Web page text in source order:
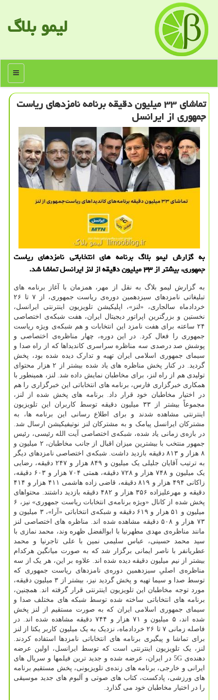
لیمو بلاگ
منو
تماشای ۳۳ میلیون دقیقه برنامه نامزدهای ریاست
جمهوری از ایرانسل
به گزارش لیمو بلاگ برنامه های انتخاباتی نامزدهای ریاست
جمهوری، بیشتر از ۳۳ میلیون دقیقه از لنز ایرانسل تماشا شد.
به گزارش لیمو بلاگ به نقل از مهر، همزمان با آغاز برنامه های
تبلیغاتی نامزدهای سیزدهمین دوره‌ی ریاست جمهوری، از ۷ تا ۲۶
خردادماه سالجاری، «لنز»، اپلیکیشن تلویزیون اینترنتی ایرانسل،
نخستین و بزرگترین اپراتور دیجیتال ایران، هفت شبکه‌ی اختصاصی
۲۴ ساعته برای هفت نامزد این انتخابات و هم شبکه‌ی ویژه ریاست
جمهوری را فعال کرد. در این دوره، چهار مناظره‌ی اختصاصی و
پوشش صد درصدی سه مناظره سراسری کاندیداها که از راه صدا و
سیمای جمهوری اسلامی ایران تهیه و تدارک دیده شده بود، پخش
گردید. در کنار پخش مناظره های یاد شده بیشتر از ۲ هزار محتوای
تولیدی هم از راه لنز، برای مخاطبان نمایش داده شد. لنز، همینطور با
همکاری خبرگزاری فارس، برنامه های انتخاباتی این خبرگزاری را هم
در اختیار مخاطبان خود قرار داد. برنامه های پخش شده از لنز،
مجموعاً بیشتر از ۳۳ میلیون دقیقه توسط کاربران این تلویزیون
اینترنتی مشاهده شدند و برای اطلاع رسانی این برنامه ها، به
مشترکان ایرانسل پیامک و به مشترکان لنز نوتیفیکیشن ارسال شد.
در بازه‌ی زمانی یاد شده، شبکه‌ی اختصاصی آیت الله رئیسی، رئیس
جمهور منتخب با بیشترین میزان اقبال از جانب مخاطبان، ۲ میلیون و
۸ هزار و ۸۱۳ دقیقه بازدید داشت. شبکه‌ی اختصاصی نامزدهای دیگر
به ترتیب آقایان جلیلی یک میلیون و ۸۴۹ هزار و ۲۴۷ دقیقه، رضایی
یک میلیون و ۷۴۸ هزار و ۷۲۸ دقیقه، همتی ۷۰۴ هزار و ۶۰۳ دقیقه،
زاکانی ۴۹۴ هزار و ۸۱۹ دقیقه، قاضی زاده هاشمی ۴۱۱ هزار و ۴۱۴
دقیقه و مهرعلیزاده ۳۵۶ هزار و ۴۸۲ دقیقه بازدید داشتند. محتواهای
پخش شده از کانال «ویژه برنامه‌ی انتخابات ریاست جمهوری» نیز، ۶
میلیون و ۵۱ هزار و ۶۱۹ دقیقه و شبکه‌ی انتخاباتی «آرا»، ۳ میلیون و
۷۳ هزار و ۵۰۸ دقیقه مشاهده شده اند. مناظره های اختصاصی لنز
مانند مناظره‌ی مهدی مطهرنیا با ابوالفضل ظهره وند، محمد نمازی با
سید محمد حسینی، عباس سلیمی نمین با علی تاجرنیا و محمد
عطریانفر با ناصر ایمانی برگزار شد که به صورت میانگین هرکدام
بیشتر از نیم میلیون دقیقه دیده شده اند. علاوه بر این، هر یک از سه
مناظره‌ی اصلیِ سیزدهمین دوره‌ی نامزدهای ریاست جمهوری که
توسط صدا و سیما تهیه و پخش گردید نیز، بیشتر از ۳ میلیون دقیقه،
مورد توجه مخاطبان این تلویزیون اینترنتی قرار گرفته اند. همچنین،
برنامه های انتخاباتی ساخته شده توسط شبکه های مختلف صدا و
سیمای جمهوری اسلامی ایران که به صورت مستقیم از لنز پخش
شده اند، ۵ میلیون و ۷۱ هزار و ۷۴۴ دقیقه مشاهده شده اند. در
فاصله زمانی ۷ تا ۲۶ خردادماه، نزدیک به یک میلیون کاربر یکتا از لنز
برای تماشا و پیگیری برنامه های انتخاباتی نامزدها استفاده کردند.
لنز، یک تلویزیون اینترنتی است که توسط ایرانسل، اولین عرضه
دهنده‌ی 5G در ایران، عرضه شده و جدید ترین فیلمها و سریال های
ایرانی و خارجی، برنامه های زنده‌ی تلویزیونی، پخش مستقیم برنامه
های ورزشی، پادکست، کتاب های صوتی و آلبوم های جدید موسیقی
را در اختیار مخاطبان خود می گذارد.